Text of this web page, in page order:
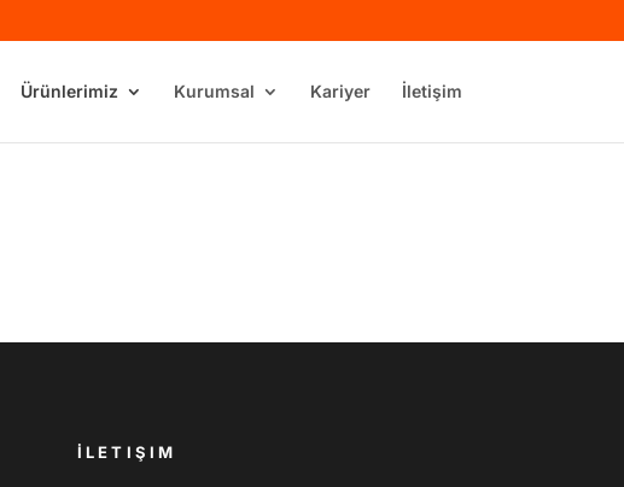
Ürünlerimiz Kurumsal Kariyer İletişim
İLETIŞIM